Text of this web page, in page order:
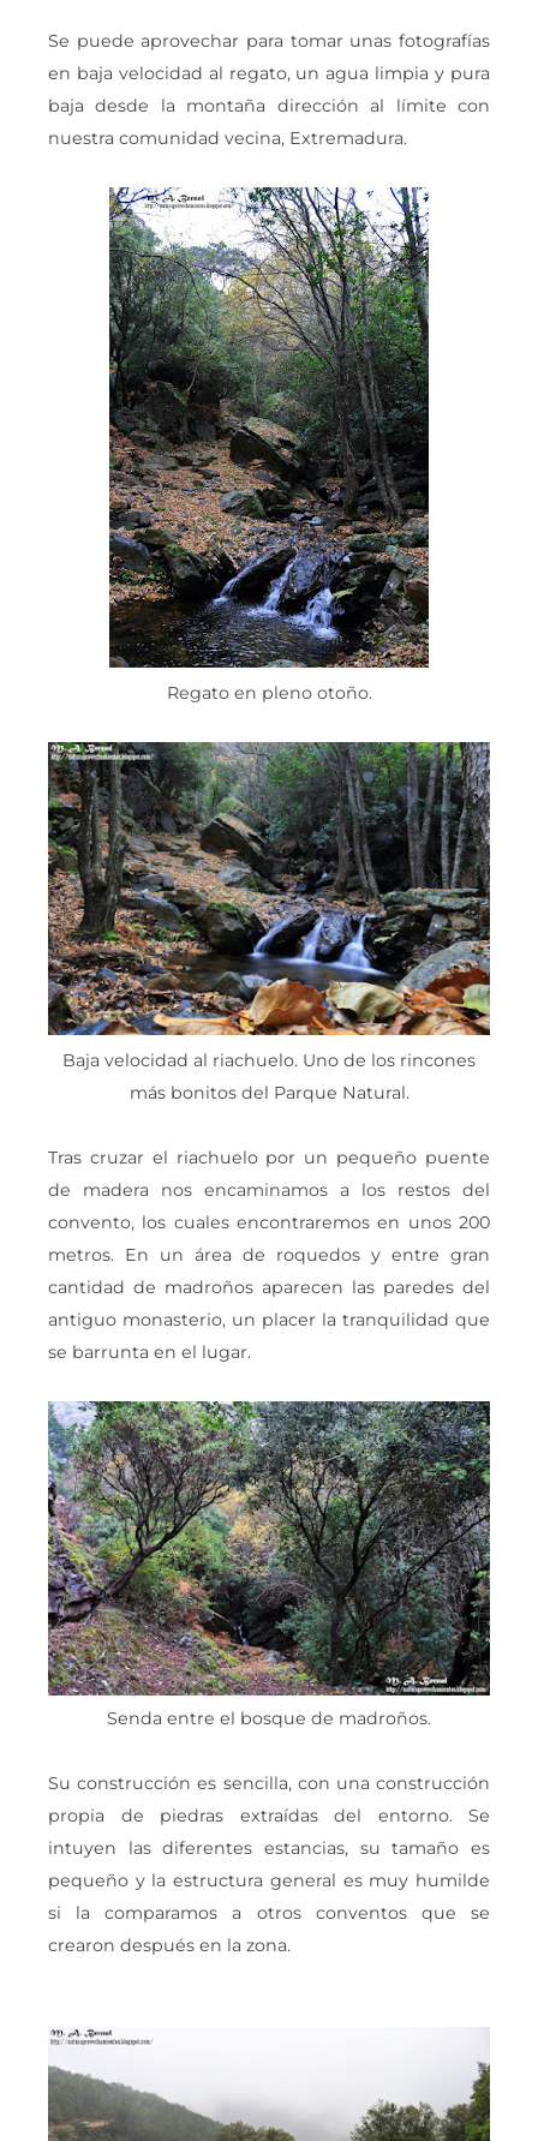
Se puede aprovechar para tomar unas fotografías
en baja velocidad al regato, un agua limpia y pura
baja desde la montaña dirección al límite con
nuestra comunidad vecina, Extremadura.
Regato en pleno otoño.
Baja velocidad al riachuelo. Uno de los rincones
más bonitos del Parque Natural.
Tras cruzar el riachuelo por un pequeño puente
de madera nos encaminamos a los restos del
convento, los cuales encontraremos en unos 200
metros. En un área de roquedos y entre gran
cantidad de madroños aparecen las paredes del
antiguo monasterio, un placer la tranquilidad que
se barrunta en el lugar.
Senda entre el bosque de madroños.
Su construcción es sencilla, con una construcción
propia de piedras extraídas del entorno. Se
intuyen las diferentes estancias, su tamaño es
pequeño y la estructura general es muy humilde
si la comparamos a otros conventos que se
crearon después en la zona.